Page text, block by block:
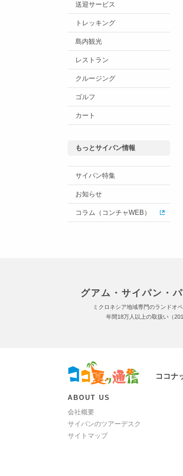
送迎サービス
トレッキング
島内観光
レストラン
クルージング
ゴルフ
カート
もっとサイパン情報
サイパン特集
お知らせ
コラム（コンチャWEB）
グアム・サイパン・
ミクロネシア地域専門のランドオ
年間18万人以上の取扱い（
ココナ
ABOUT US
会社概要
サイパンのツアーデスク
サイトマップ